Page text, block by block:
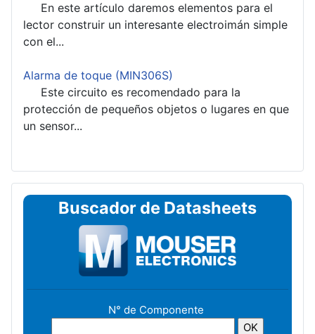
En este artículo daremos elementos para el
lector construir un interesante electroimán simple
con el...
Alarma de toque (MIN306S)
Este circuito es recomendado para la
protección de pequeños objetos o lugares en que
un sensor...
Buscador de Datasheets
N° de Componente